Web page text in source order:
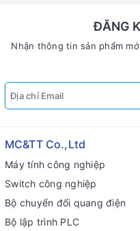
ĐĂNG
Nhận thông tin sản phẩm
MC&TT Co.,Ltd
Máy tính công nghiệp
Switch công nghiệp
Bộ chuyển đổi quang điện
Bộ lập trình PLC